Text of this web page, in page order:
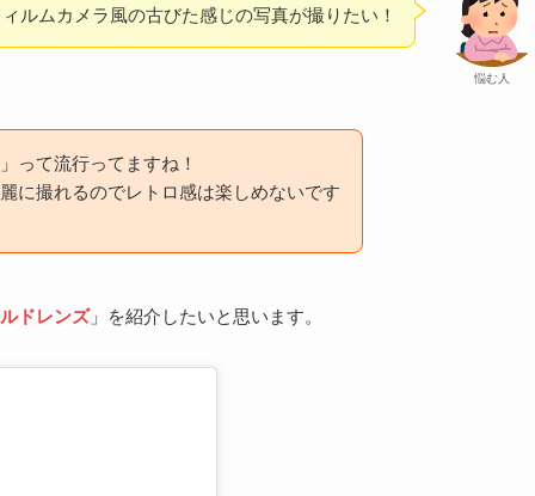
悩む人
ルムカメラ風の古びた感じの写真が撮りたい！
って流行ってますね！
に撮れるのでレトロ感は楽しめないです
ドレンズ」を紹介したいと思います。